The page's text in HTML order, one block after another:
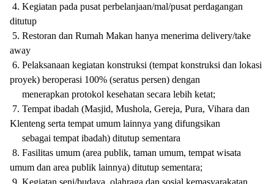
4. Kegiatan pada pusat perbelanjaan/mal/pusat perdagangan
ditutup
5. Restoran dan Rumah Makan hanya menerima delivery/take
away
6. Pelaksanaan kegiatan konstruksi (tempat konstruksi dan lokasi
proyek) beroperasi 100% (seratus persen) dengan
menerapkan protokol kesehatan secara lebih ketat;
7. Tempat ibadah (Masjid, Mushola, Gereja, Pura, Vihara dan
Klenteng serta tempat umum lainnya yang difungsikan
sebagai tempat ibadah) ditutup sementara
8. Fasilitas umum (area publik, taman umum, tempat wisata
umum dan area publik lainnya) ditutup sementara;
9. Kegiatan seni/budaya, olahraga dan sosial kemasyarakatan